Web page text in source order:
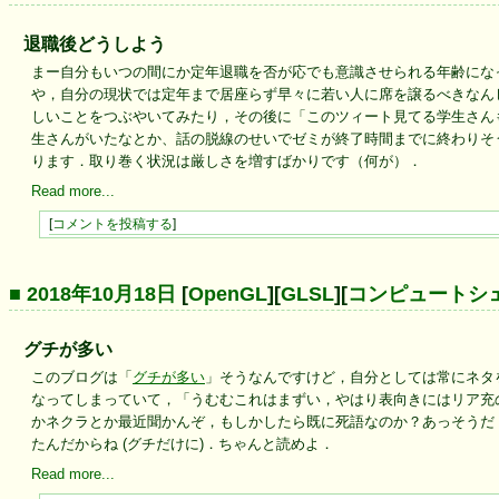
退職後どうしよう
まー自分もいつの間にか定年退職を否が応でも意識させられる年齢に
や，自分の現状では定年まで居座らず早々に若い人に席を譲るべきな
しいことをつぶやいてみたり，その後に「このツィート見てる学生さ
生さんがいたなとか、話の脱線のせいでゼミが終了時間までに終わり
ります．取り巻く状況は厳しさを増すばかりです（何が）．
Read more...
[コメントを投稿する]
■ 2018年10月18日 [OpenGL][GLSL][コンピュートシ
グチが多い
このブログは「 グチが多い」そうなんですけど，自分としては常にネ
なってしまっていて，「うむむこれはまずい，やはり表向きにはリア
かネクラとか最近聞かんぞ，もしかしたら既に死語なのか？あっそう
たんだからね (グチだけに)．ちゃんと読めよ．
Read more...